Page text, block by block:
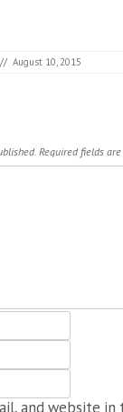
// August 10, 2015
Required fields
and website